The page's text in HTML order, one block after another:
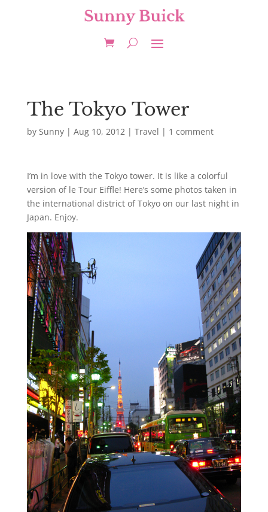
The Tokyo Tower
by Sunny| Aug 10, 2012| Travel | 1 comment
I’m in love with the Tokyo tower. It is like a colorful
version of le Tour Eiffle! Here’s some photos taken in
the international district of Tokyo on our last night in
Japan. Enjoy.